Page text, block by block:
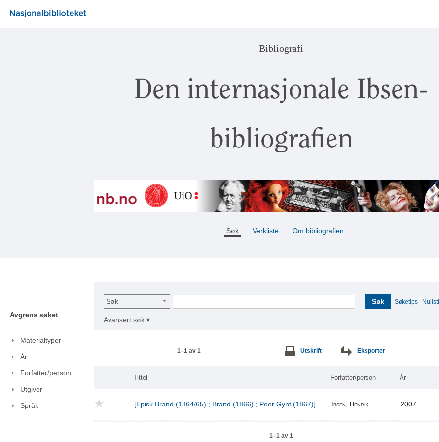
Bibliografi
Den internasjonale Ibsen-
bibliografien
Søk Verkliste Om bibliografien
Avgrens søket
Materialtyper
År
Forfatter/person
Utgiver
Språk
Søk Søk Søketips Nullstill
Avansert søk ▾
1–1 av 1 Utskrift Eksporter
Tittel Forfatter/person År
[Episk Brand (1864/65) ; Brand (1866) ; Peer Gynt (1867)] Ibsen, Henrik 2007
1–1 av 1